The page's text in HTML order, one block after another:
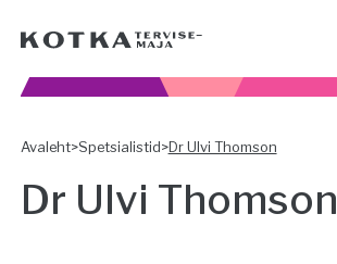
Avaleht>Spetsialistid>Dr Ulvi Thomson
Dr Ulvi Thomson